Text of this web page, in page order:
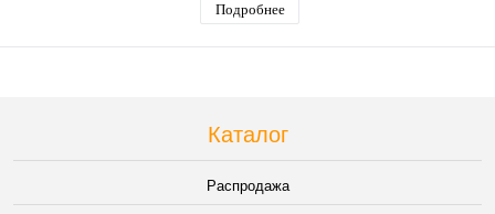
Подробнее
Каталог
Распродажа